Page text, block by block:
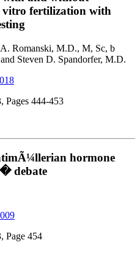
fertilization with
Romanski, M.D., M, Sc, b
Steven D. Spandorfer, M.D.
Pages 444-453
hormone
debate
Page 454